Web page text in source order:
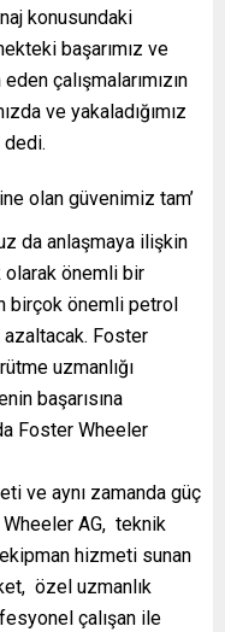
konusundaki
başarımız ve
çalışmalarımızın
ve yakaladığımız
dedi.
olan güvenimiz tam’
da anlaşmaya ilişkin
olarak önemli bir
birçok önemli petrol
azaltacak. Foster
uzmanlığı
başarısına
Foster Wheeler
ve aynı zamanda güç
AG, teknik
hizmeti sunan
özel uzmanlık
çalışan ile